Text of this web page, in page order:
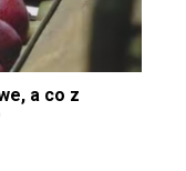
a co z